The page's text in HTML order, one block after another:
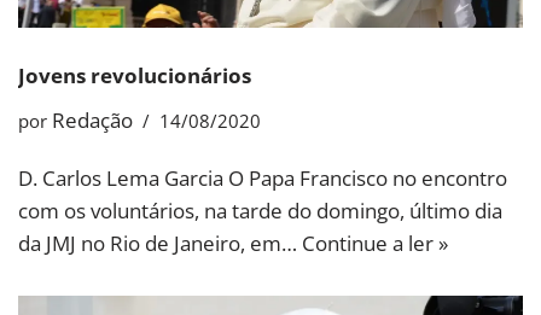
Jovens revolucionários
por Redação 14/08/2020
D. Carlos Lema Garcia O Papa Francisco no encontro
com os voluntários, na tarde do domingo, último dia
da JMJ no Rio de Janeiro, em… Continue a ler »